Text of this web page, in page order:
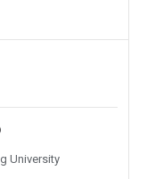
University